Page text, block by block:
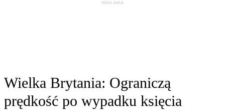
Wielka Brytania: Ograniczą
prędkość po wypadku księcia